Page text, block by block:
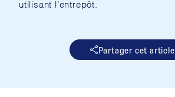
utilisant l’entrepôt.
Partager cet article